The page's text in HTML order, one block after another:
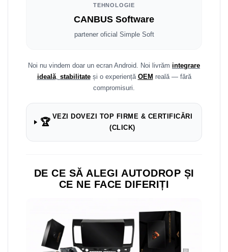
Dodge
Navigații universale 2DIN
Navigații universale 1DIN
Rame adaptoare Volkswagen
Rame adaptoare M-Benz
TEHNOLOGIE
CANBUS Software
partener oficial Simple Soft
Noi nu vindem doar un ecran Android. Noi livrăm integrare
ideală, stabilitateși o experiență OEM reală — fără
compromisuri.
🏆
VEZI DOVEZI TOP FIRME & CERTIFICĂRI
(CLICK)
DE CE SĂ ALEGI AUTODROP ȘI
CE NE FACE DIFERIȚI